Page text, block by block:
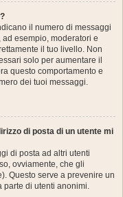
il numero di messaggi
esempio, moderatori e
il tuo livello. Non
solo per aumentare il
questo comportamento e
dei tuoi messaggi.
di posta di un utente mi
di posta ad altri utenti
ovviamente, che gli
Questo serve a prevenire un
parte di utenti anonimi.